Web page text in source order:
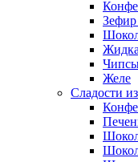
Желе
Сладости